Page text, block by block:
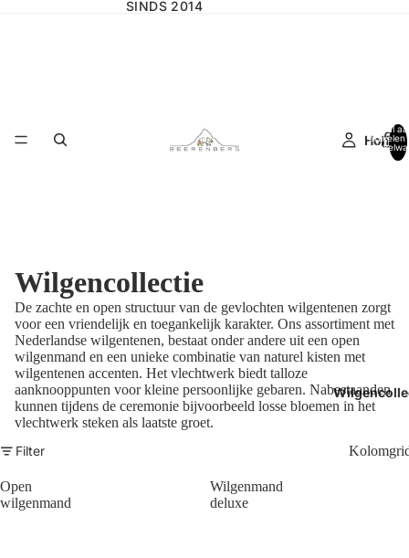
SINDS 2014
Home
Totaal
artikelen
Wilgencollectie
De zachte en open structuur van de gevlochten wilgentenen zorgt
voor een vriendelijk en toegankelijk karakter. Ons assortiment met
Nederlandse wilgentenen, bestaat onder andere uit een open
wilgenmand en een unieke combinatie van naturel kisten met
wilgentenen accenten. Het vlechtwerk biedt talloze
aanknooppunten voor kleine persoonlijke gebaren. Nabestaanden
kunnen tijdens de ceremonie bijvoorbeeld losse bloemen in het
vlechtwerk steken als laatste groet.
Filter
Open
wilgenmand
Wilgenmand
deluxe